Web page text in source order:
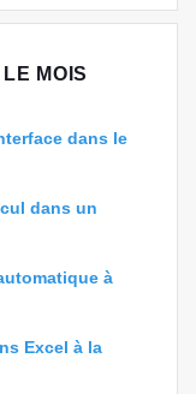
MOIS
dans le
dans un
à
Excel à la